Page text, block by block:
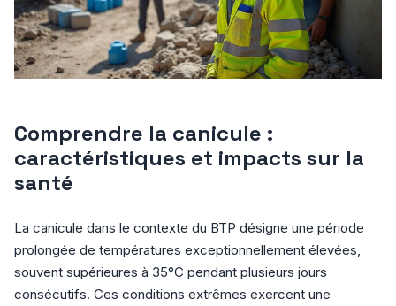
Comprendre la canicule :
caractéristiques et impacts sur la
santé
La canicule dans le contexte du BTP désigne une période
prolongée de températures exceptionnellement élevées,
souvent supérieures à 35°C pendant plusieurs jours
consécutifs. Ces conditions extrêmes exercent une